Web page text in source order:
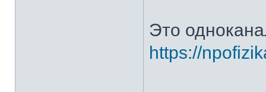
Это
https://